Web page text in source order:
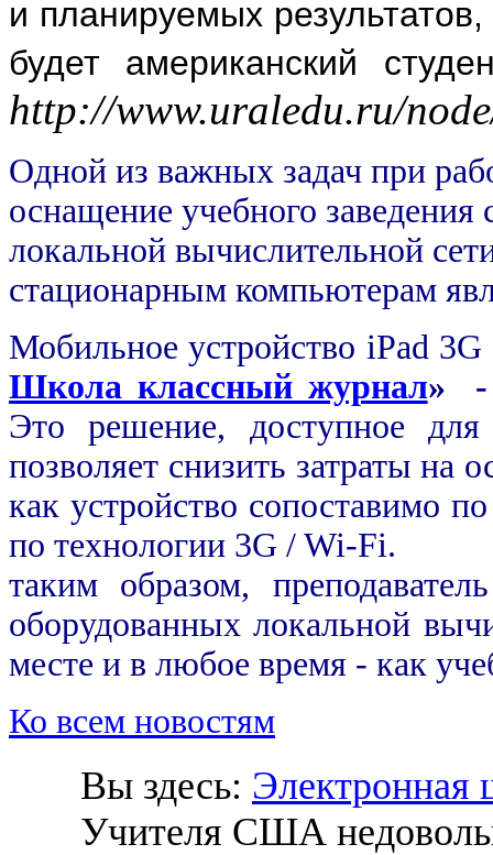
и планируемых
будет американский
http://www.uraledu.ru/
Одной из важных задач при
оснащение учебного
локальной вычислительной
стационарным компьютерам
Мобильное устройство iPad
Школа классный журнал»
Это решение, доступное
позволяет снизить затраты на
как устройство сопоставимо
по технологии 3G / Wi-Fi.
таким образом,
оборудованных локальной
месте и в любое время - как
Ко всем новостям
Вы здесь: Электронная
Учителя США